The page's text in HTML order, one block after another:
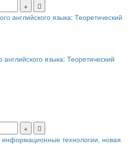
языка: Теоретический